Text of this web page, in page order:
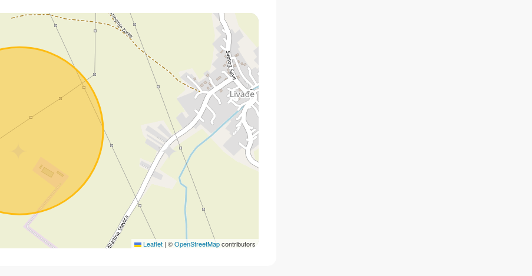
Leaflet | ©OpenStreetMapcontributors